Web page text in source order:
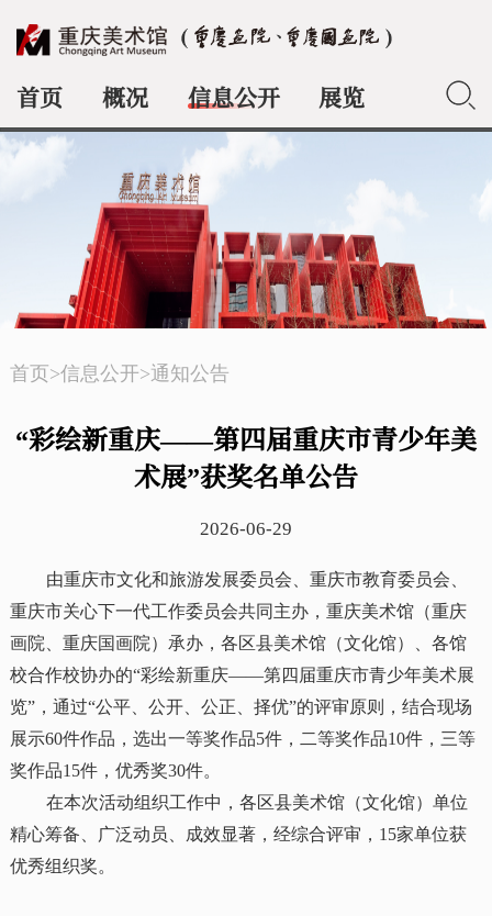
首页 概况 信息公开 展览 典藏
首页>信息公开>通知公告
“彩绘新重庆——第四届重庆市青少年美
术展”获奖名单公告
2026-06-29
由重庆市文化和旅游发展委员会、重庆市教育委员会、
重庆市关心下一代工作委员会共同主办，重庆美术馆（重庆
画院、重庆国画院）承办，各区县美术馆（文化馆）、各馆
校合作校协办的“彩绘新重庆——第四届重庆市青少年美术展
览”，通过“公平、公开、公正、择优”的评审原则，结合现场
展示60件作品，选出一等奖作品5件，二等奖作品10件，三等
奖作品15件，优秀奖30件。
在本次活动组织工作中，各区县美术馆（文化馆）单位
精心筹备、广泛动员、成效显著，经综合评审，15家单位获
优秀组织奖。